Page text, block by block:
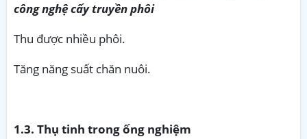
công nghệ cấy truyền phôi
Thu được nhiều phôi.
Tăng năng suất chăn nuôi.
1.3. Thụ tinh trong ống nghiệm